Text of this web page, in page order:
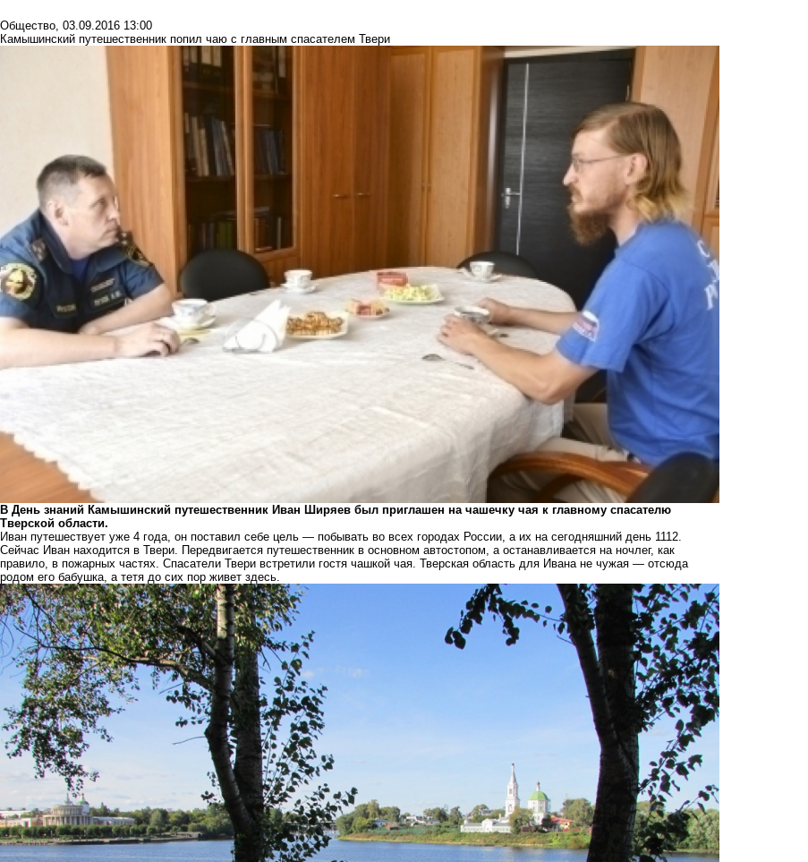
Общество, 03.09.2016 13:00
Камышинский путешественник попил чаю с главным спасателем Твери
В День знаний Камышинский путешественник Иван Ширяев был приглашен на чашечку чая к главному спасателю
Тверской области.
Иван путешествует уже 4 года, он поставил себе цель — побывать во всех городах России, а их на сегодняшний день 1112.
Сейчас Иван находится в Твери. Передвигается путешественник в основном автостопом, а останавливается на ночлег, как
правило, в пожарных частях. Спасатели Твери встретили гостя чашкой чая. Тверская область для Ивана не чужая — отсюда
родом его бабушка, а тетя до сих пор живет здесь.